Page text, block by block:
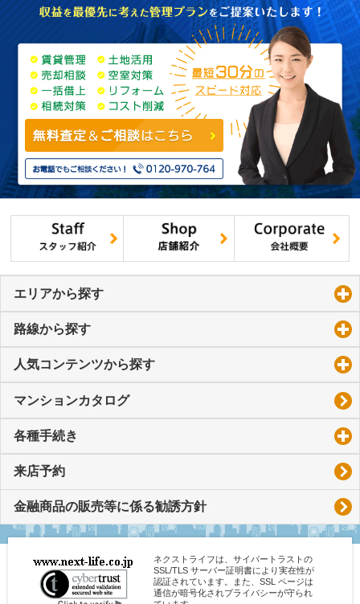
エリアから探す
路線から探す
人気コンテンツから探す
マンションカタログ
各種手続き
来店予約
金融商品の販売等に係る勧誘方針
ネクストライフは、サイバートラストの
SSL/TLS サーバー証明書により実在性が
認証されています。また、SSL ページは
通信が暗号化されプライバシーが守られ